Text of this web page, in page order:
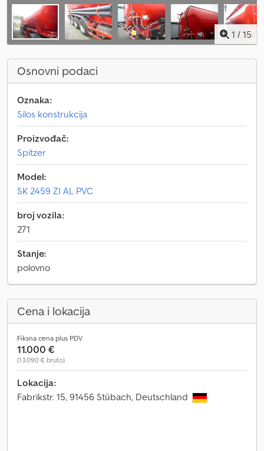
1 / 15
Osnovni podaci
Oznaka:
Silos konstrukcija
Proizvođač:
Spitzer
Model:
SK 2459 ZI AL PVC
broj vozila:
271
Stanje:
polovno
Cena i lokacija
Fiksna cena plus PDV
11.000 €
(13.090 € bruto)
Lokacija:
Fabrikstr. 15, 91456 Stübach, Deutschland